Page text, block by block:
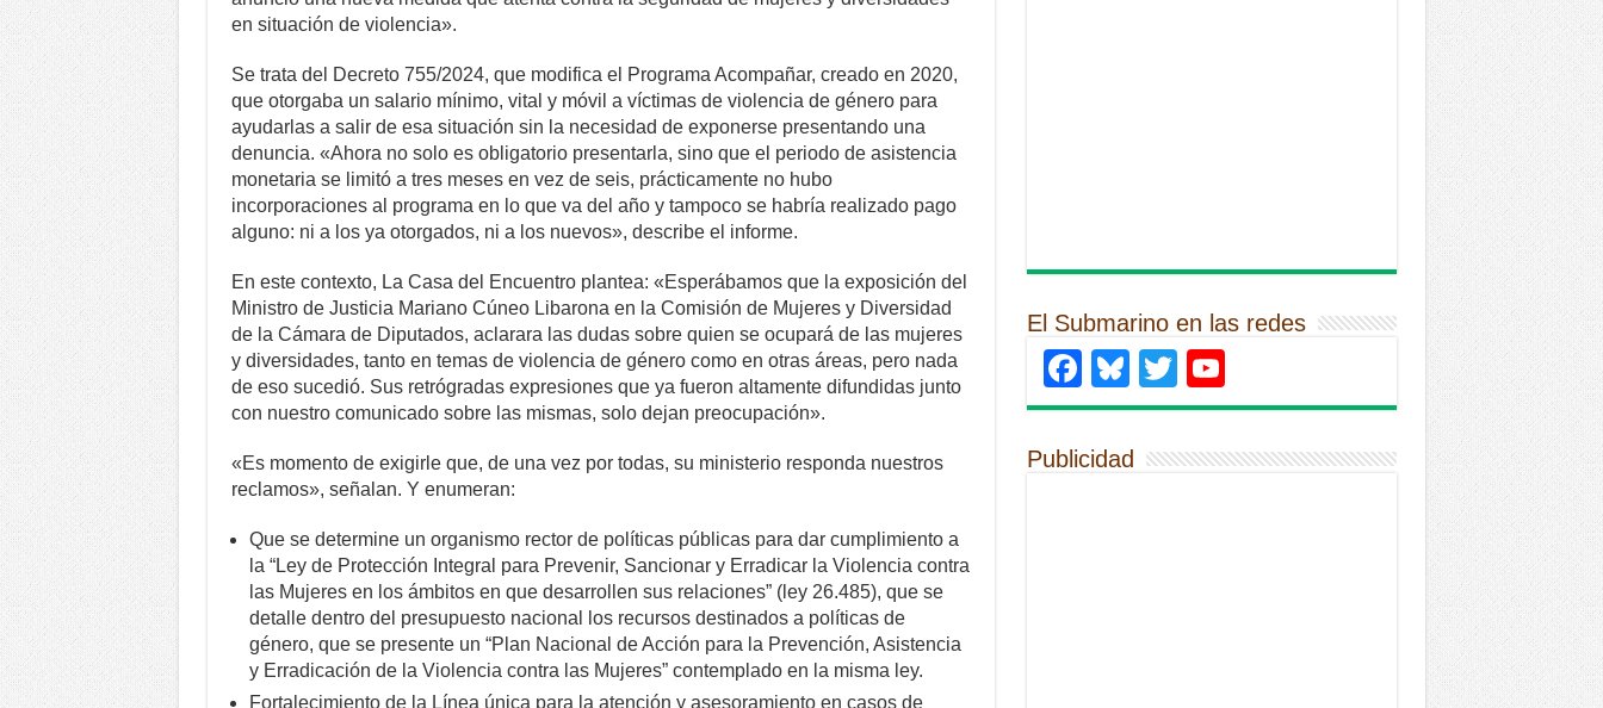
en situación de violencia».
Se trata del Decreto 755/2024, que modifica el Programa Acompañar, creado en 2020,
que otorgaba un salario mínimo, vital y móvil a víctimas de violencia de género para
ayudarlas a salir de esa situación sin la necesidad de exponerse presentando una
denuncia. «Ahora no solo es obligatorio presentarla, sino que el periodo de asistencia
monetaria se limitó a tres meses en vez de seis, prácticamente no hubo
incorporaciones al programa en lo que va del año y tampoco se habría realizado pago
alguno: ni a los ya otorgados, ni a los nuevos», describe el informe.
En este contexto, La Casa del Encuentro plantea: «Esperábamos que la exposición del
Ministro de Justicia Mariano Cúneo Libarona en la Comisión de Mujeres y Diversidad
de la Cámara de Diputados, aclarara las dudas sobre quien se ocupará de las mujeres
y diversidades, tanto en temas de violencia de género como en otras áreas, pero nada
de eso sucedió. Sus retrógradas expresiones que ya fueron altamente difundidas junto
con nuestro comunicado sobre las mismas, solo dejan preocupación».
«Es momento de exigirle que, de una vez por todas, su ministerio responda nuestros
reclamos», señalan. Y enumeran:
Que se determine un organismo rector de políticas públicas para dar cumplimiento a
la “Ley de Protección Integral para Prevenir, Sancionar y Erradicar la Violencia contra
las Mujeres en los ámbitos en que desarrollen sus relaciones” (ley 26.485), que se
detalle dentro del presupuesto nacional los recursos destinados a políticas de
género, que se presente un “Plan Nacional de Acción para la Prevención, Asistencia
y Erradicación de la Violencia contra las Mujeres” contemplado en la misma ley.
Fortalecimiento de la Línea única para la atención y asesoramiento en casos de
El Submarino en las redes
Facebook
Bluesky
Twitter
Publicidad